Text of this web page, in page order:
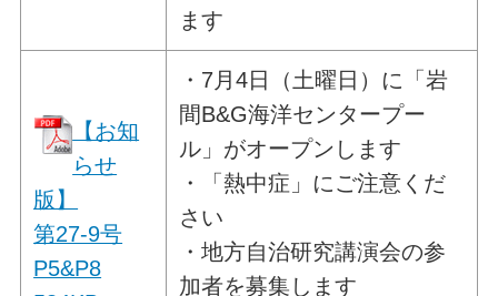
ます
【お知
らせ
版】
第27-9号
P5&P8
・7月4日（土曜日）に「岩
間B&G海洋センタープー
ル」がオープンします
・「熱中症」にご注意くだ
さい
・地方自治研究講演会の参
加者を募集します